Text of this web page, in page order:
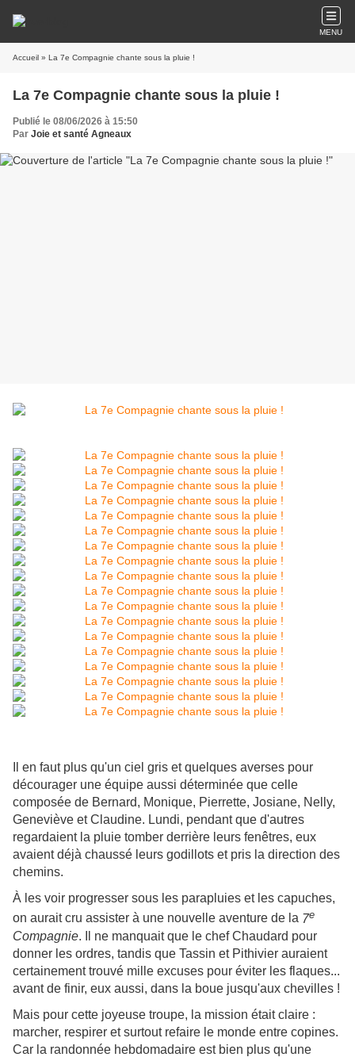
MENU
Accueil » La 7e Compagnie chante sous la pluie !
La 7e Compagnie chante sous la pluie !
Publié le 08/06/2026 à 15:50
Par Joie et santé Agneaux
Il en faut plus qu'un ciel gris et quelques averses pour
décourager une équipe aussi déterminée que celle
composée de Bernard, Monique, Pierrette, Josiane, Nelly,
Geneviève et Claudine. Lundi, pendant que d'autres
regardaient la pluie tomber derrière leurs fenêtres, eux
avaient déjà chaussé leurs godillots et pris la direction des
chemins.
À les voir progresser sous les parapluies et les capuches,
on aurait cru assister à une nouvelle aventure de la 7e
Compagnie. Il ne manquait que le chef Chaudard pour
donner les ordres, tandis que Tassin et Pithivier auraient
certainement trouvé mille excuses pour éviter les flaques...
avant de finir, eux aussi, dans la boue jusqu'aux chevilles !
Mais pour cette joyeuse troupe, la mission était claire :
marcher, respirer et surtout refaire le monde entre copines.
Car la randonnée hebdomadaire est bien plus qu'une